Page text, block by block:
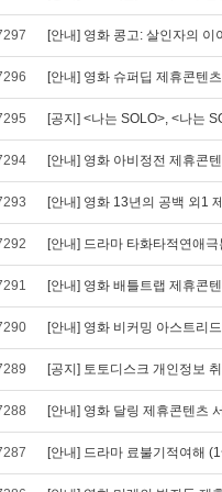
[안내] 영화 콩고: 살인자의 이
[안내] 영화 슈퍼딥 제휴콘텐
[공지] <나는 SOLO>, <나는
[안내] 영화 아비정전 제휴콘
[안내] 영화 13년의 공백 외1
[안내] 드라마 타화타적연애
[안내] 영화 배틀트랩 제휴콘
[안내] 영화 비커밍 아스트리
[공지] 토토디스크 개인정보
[안내] 영화 달링 제휴콘텐츠
[안내] 드라마 료불기적여해